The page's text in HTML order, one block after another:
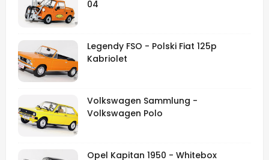
04
Legendy FSO - Polski Fiat 125p
Kabriolet
Volkswagen Sammlung -
Volkswagen Polo
Opel Kapitan 1950 - Whitebox